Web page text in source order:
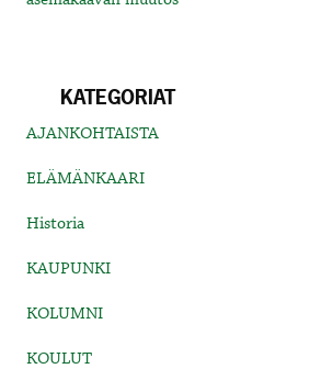
KATEGORIAT
AJANKOHTAISTA
ELÄMÄNKAARI
Historia
KAUPUNKI
KOLUMNI
KOULUT